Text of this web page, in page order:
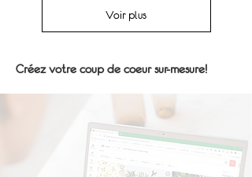
Voir plus
Créez votre coup de coeur sur-mesure!